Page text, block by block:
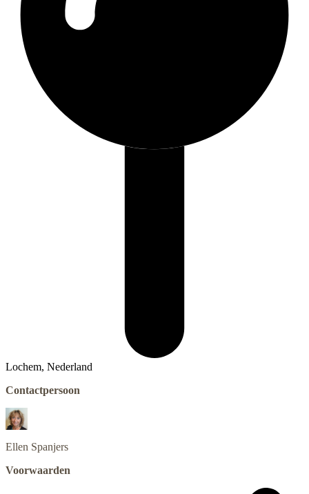
Lochem, Nederland
Contactpersoon
Ellen Spanjers
Voorwaarden